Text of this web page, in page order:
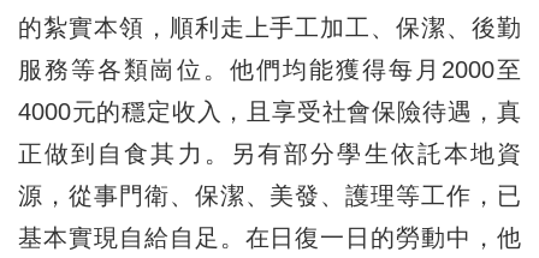
的紮實本領，順利走上手工加工、保潔、後勤
服務等各類崗位。他們均能獲得每月2000至
4000元的穩定收入，且享受社會保險待遇，真
正做到自食其力。另有部分學生依託本地資
源，從事門衛、保潔、美發、護理等工作，已
基本實現自給自足。在日復一日的勞動中，他